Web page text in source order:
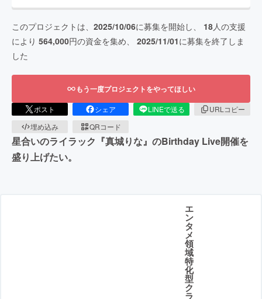
このプロジェクトは、 2025/10/06に募集を開始し、 18人の支援
により 564,000円の資金を集め、 2025/11/01に募集を終了しま
した
もう一度プロジェクトをやってほしい
ポスト シェア LINEで送る
URLコピー
埋め込み
QRコード
星合いのライラック『真城りな』のBirthday Live開催を
盛り上げたい。
エ
ン
タ
メ
領
域
特
化
型
ク
ラ